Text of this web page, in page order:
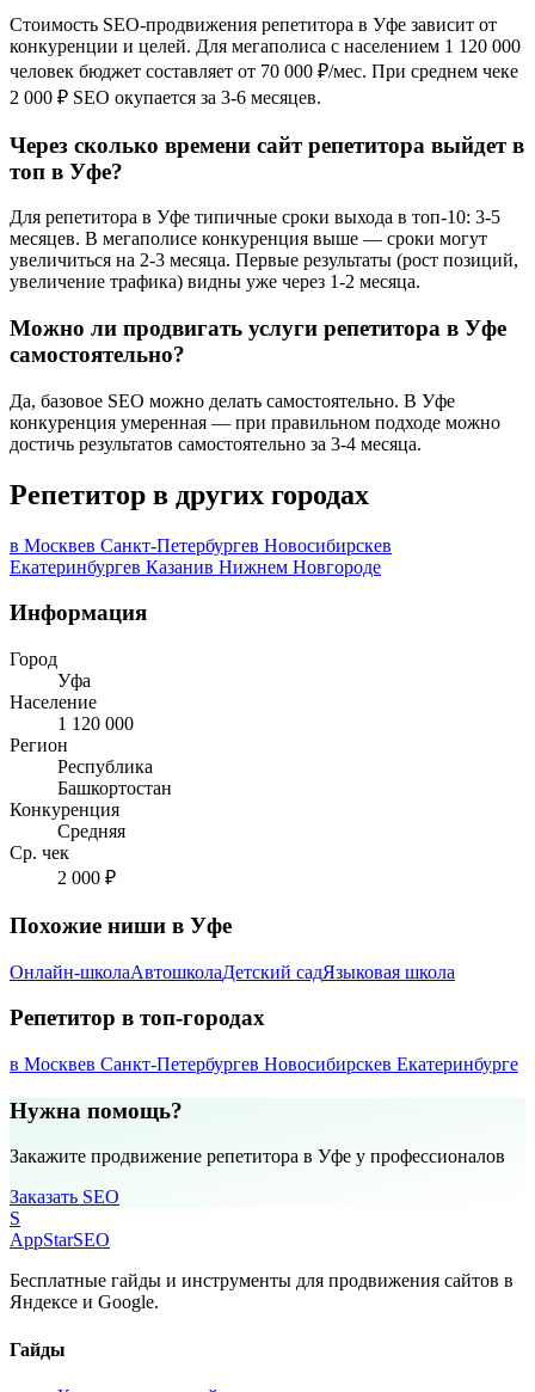
Стоимость SEO-продвижения репетитора в Уфе зависит от
конкуренции и целей. Для мегаполиса с населением 1 120 000
человек бюджет составляет от 70 000 ₽/мес. При среднем чеке
2 000 ₽ SEO окупается за 3-6 месяцев.
Через сколько времени сайт репетитора выйдет в
топ в Уфе?
Для репетитора в Уфе типичные сроки выхода в топ-10: 3-5
месяцев. В мегаполисе конкуренция выше — сроки могут
увеличиться на 2-3 месяца. Первые результаты (рост позиций,
увеличение трафика) видны уже через 1-2 месяца.
Можно ли продвигать услуги репетитора в Уфе
самостоятельно?
Да, базовое SEO можно делать самостоятельно. В Уфе
конкуренция умеренная — при правильном подходе можно
достичь результатов самостоятельно за 3-4 месяца.
Репетитор в других городах
в Москвев Санкт-Петербургев Новосибирскев
Екатеринбургев Казанив Нижнем Новгороде
Информация
Город
Уфа
Население
1 120 000
Регион
Республика
Башкортостан
Конкуренция
Средняя
Ср. чек
2 000 ₽
Похожие ниши в Уфе
Онлайн-школаАвтошколаДетский садЯзыковая школа
Репетитор в топ-городах
в Москвев Санкт-Петербургев Новосибирскев Екатеринбурге
Нужна помощь?
Закажите продвижение репетитора в Уфе у профессионалов
Заказать SEO
S
AppStarSEO
Бесплатные гайды и инструменты для продвижения сайтов в
Яндексе и Google.
Гайды